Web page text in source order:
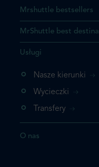
którego szukasz jest
nie chcesz dodawać
Mrshuttle bestsellers
MrShuttle best
Usługi
Nasze kierunki
Wycieczki
Transfery
O nas